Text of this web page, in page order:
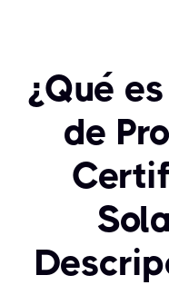
¿Qué
de